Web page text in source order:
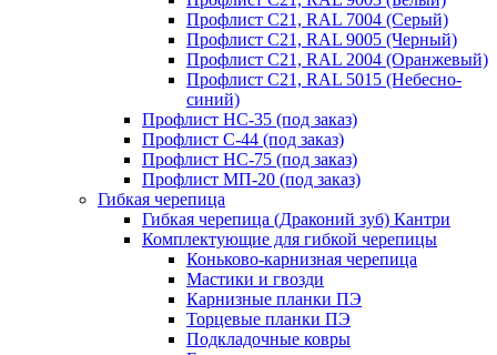
Профлист С21, RAL 7004 (Серый)
Профлист С21, RAL 9005 (Черный)
Профлист С21, RAL 2004 (Оранжевый)
Профлист С21, RAL 5015 (Небесно-
синий)
Профлист НС-35 (под заказ)
Профлист С-44 (под заказ)
Профлист НС-75 (под заказ)
Профлист МП-20 (под заказ)
Гибкая черепица
Гибкая черепица (Драконий зуб) Кантри
Комплектующие для гибкой черепицы
Коньково-карнизная черепица
Мастики и гвозди
Карнизные планки ПЭ
Торцевые планки ПЭ
Подкладочные ковры